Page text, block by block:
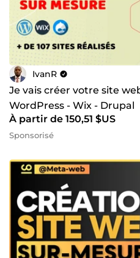
IvanR
Je vais créer votre site
WordPress - Wix - Drupal
À partir de 150,51 $US
Sponsorisé